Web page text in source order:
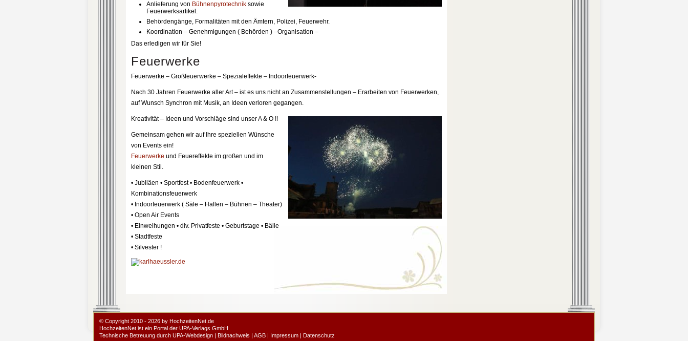
Anlieferung von Bühnenpyrotechnik sowie
Feuerwerksartikel.
Behördengänge, Formalitäten mit den Ämtern, Polizei, Feuerwehr.
Koordination – Genehmigungen ( Behörden ) –Organisation –
Das erledigen wir für Sie!
Feuerwerke
Feuerwerke – Großfeuerwerke – Spezialeffekte – Indoorfeuerwerk-
Nach 30 Jahren Feuerwerke aller Art – ist es uns nicht an Zusammenstellungen – Erarbeiten von Feuerwerken,
auf Wunsch Synchron mit Musik, an Ideen verloren gegangen.
Kreativität – Ideen und Vorschläge sind unser A & O !!
Gemeinsam gehen wir auf Ihre speziellen Wünsche
von Events ein!
Feuerwerke und Feuereffekte im großen und im
kleinen Stil.
• Jubiläen • Sportfest • Bodenfeuerwerk •
Kombinationsfeuerwerk
• Indoorfeuerwerk ( Säle – Hallen – Bühnen – Theater)
• Open Air Events
• Einweihungen • div. Privatfeste • Geburtstage • Bälle
• Stadtfeste
• Silvester !
© Copyright 2010 - 2026 by HochzeitenNet.de
HochzeitenNet ist ein Portal der UPA-Verlags GmbH
Technische Betreuung durch UPA-Webdesign | Bildnachweis | AGB | Impressum | Datenschutz